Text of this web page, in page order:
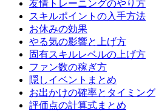
友情トレーニングのやり方
スキルポイントの入手方法
お休みの効果
やる気の影響と上げ方
固有スキルレベルの上げ方
ファン数の稼ぎ方
隠しイベントまとめ
お出かけの確率とタイミング
評価点の計算式まとめ